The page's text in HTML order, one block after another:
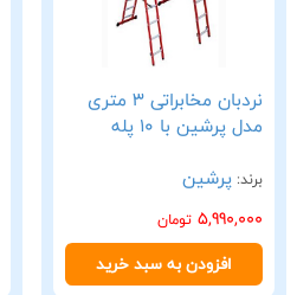
نردبان مخابراتی 3 متری
مدل پرشین با 10 پله
برند: پرشین
5,990,000 تومان
افزودن به سبد خرید